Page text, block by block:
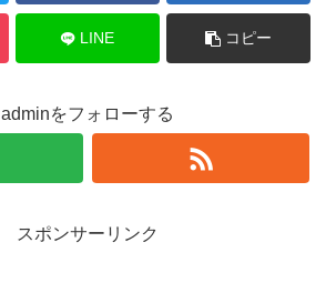
LINE コピー
adminをフォローする
スポンサーリンク